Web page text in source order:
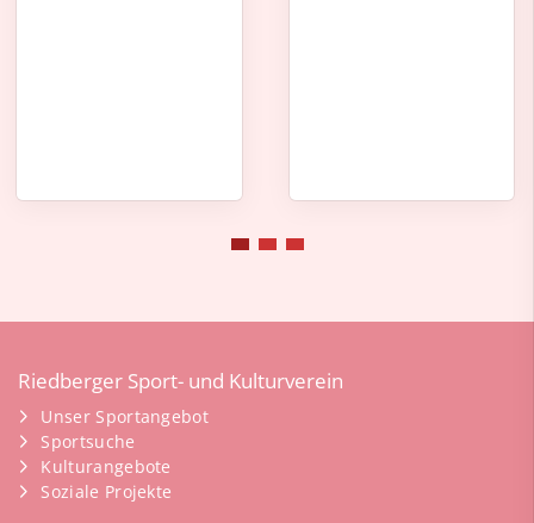
Riedberger Sport- und Kulturverein
Unser Sportangebot
Sportsuche
Kulturangebote
Soziale Projekte